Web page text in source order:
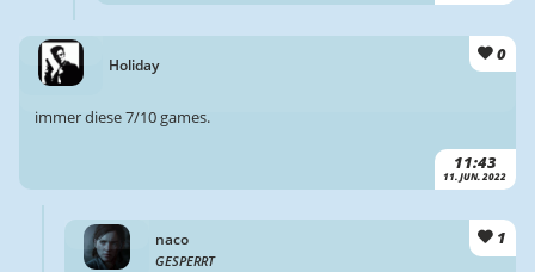
Holiday
0
11:43
11. JUN. 2022
immer diese 7/10 games.
naco
GESPERRT
1